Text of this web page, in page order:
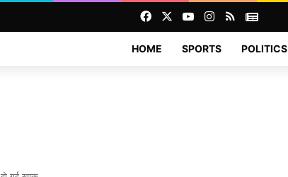
FacebookYouTubeInstagram
RSSNews
HOME SPORTS POLITICS